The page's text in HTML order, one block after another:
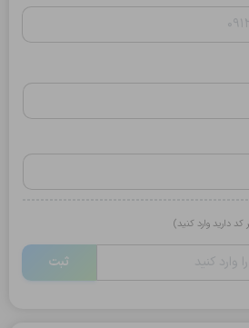
کد دارید وارد کنید)
ثبت